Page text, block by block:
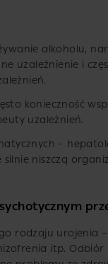
alkoholu,
uzależnienie i
konieczność
uzależnień.
–
niszczą
rodzaju urojenia
itp. Odbiór